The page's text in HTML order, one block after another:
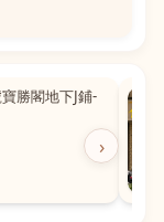
›
勝閣地下J鋪-